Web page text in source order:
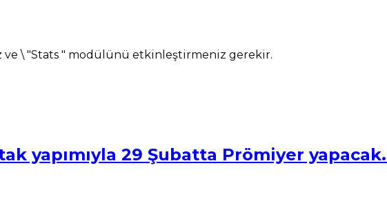
\ "Stats " modülünü etkinleştirmeniz gerekir.
yapımıyla 29 Şubatta Prömiyer yapacak.